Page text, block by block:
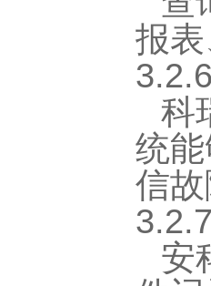
报
科
统
信
安